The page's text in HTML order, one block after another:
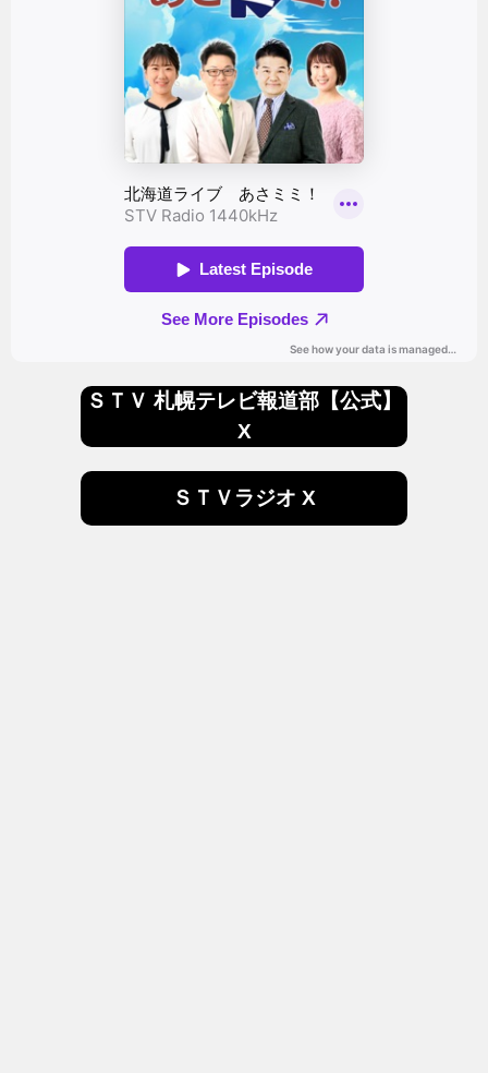
ＳＴＶ 札幌テレビ報道部【公式】
X
ＳＴＶラジオ X